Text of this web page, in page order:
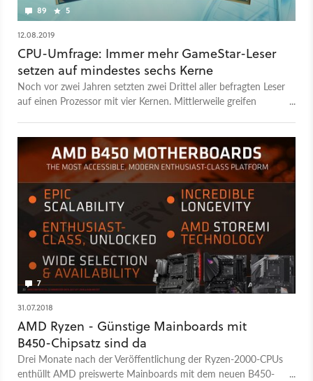
89 5
12.08.2019
CPU-Umfrage: Immer mehr GameStar-Leser
setzen auf mindestes sechs Kerne
Noch vor zwei Jahren setzten zwei Drittel aller befragten Leser
auf einen Prozessor mit vier Kernen. Mittlerweile greifen
7
31.07.2018
AMD Ryzen - Günstige Mainboards mit
B450-Chipsatz sind da
Drei Monate nach der Veröffentlichung der Ryzen-2000-CPUs
enthüllt AMD preiswerte Mainboards mit dem neuen B450-